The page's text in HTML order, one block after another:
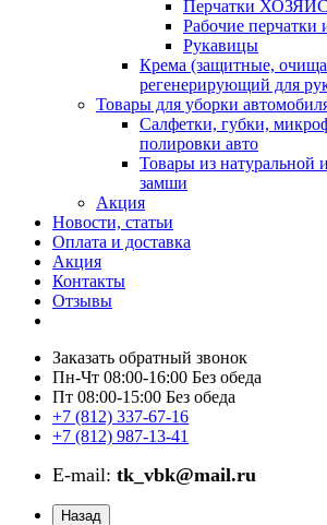
Перчатки
Рабочие перчатки
Рукавицы
Крема (защитные,
регенерирующий для
Товары для уборки
Салфетки, губки,
полировки авто
Товары из натуральной
замши
Акция
Новости, статьи
Оплата и доставка
Акция
Контакты
Отзывы
Заказать обратный звонок
Пн-Чт 08:00-16:00 Без обеда
Пт 08:00-15:00 Без обеда
+7 (812) 337-67-16
+7 (812) 987-13-41
E-mail: tk_vbk@mail.ru
Назад